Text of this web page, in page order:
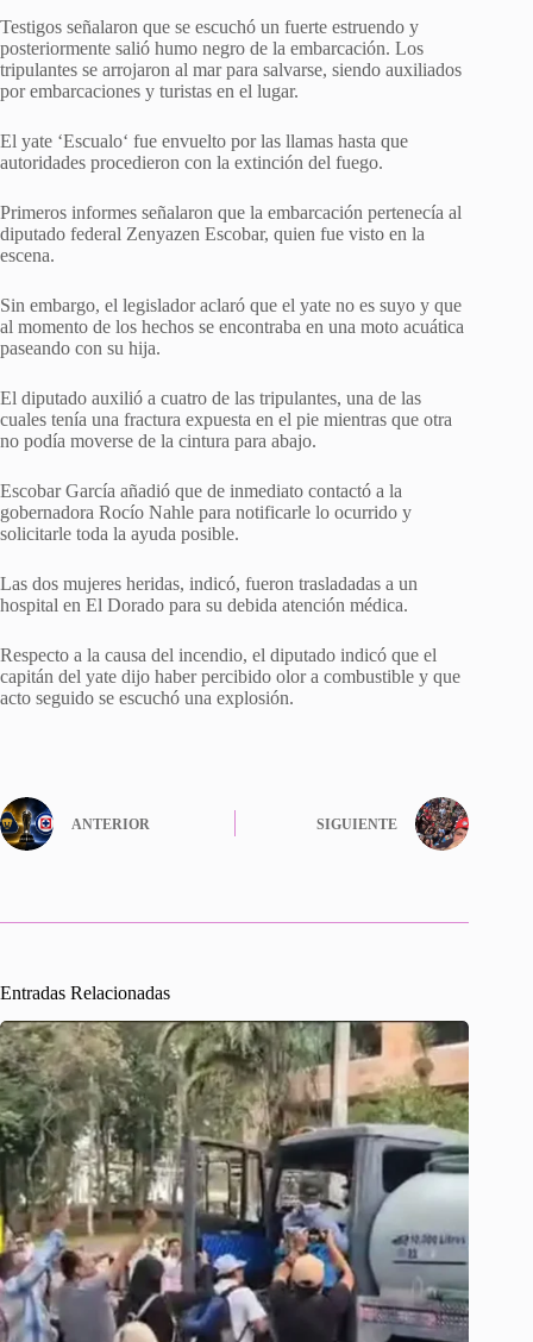
Testigos señalaron que se escuchó un fuerte estruendo y
posteriormente salió humo negro de la embarcación. Los
tripulantes se arrojaron al mar para salvarse, siendo auxiliados
por embarcaciones y turistas en el lugar.
El yate ‘Escualo‘ fue envuelto por las llamas hasta que
autoridades procedieron con la extinción del fuego.
Primeros informes señalaron que la embarcación pertenecía al
diputado federal Zenyazen Escobar, quien fue visto en la
escena.
Sin embargo, el legislador aclaró que el yate no es suyo y que
al momento de los hechos se encontraba en una moto acuática
paseando con su hija.
El diputado auxilió a cuatro de las tripulantes, una de las
cuales tenía una fractura expuesta en el pie mientras que otra
no podía moverse de la cintura para abajo.
Escobar García añadió que de inmediato contactó a la
gobernadora Rocío Nahle para notificarle lo ocurrido y
solicitarle toda la ayuda posible.
Las dos mujeres heridas, indicó, fueron trasladadas a un
hospital en El Dorado para su debida atención médica.
Respecto a la causa del incendio, el diputado indicó que el
capitán del yate dijo haber percibido olor a combustible y que
acto seguido se escuchó una explosión.
ANTERIOR SIGUIENTE
Entradas Relacionadas